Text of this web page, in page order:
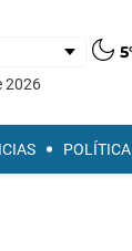
2026
POLÍTICA